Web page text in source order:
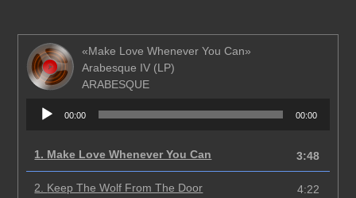
«Make Love Whenever You Can»
Arabesque IV (LP)
ARABESQUE
Аудиоплеер
00:00 00:00
1. Make Love Whenever You Can 3:48
2. Keep The Wolf From The Door 4:22